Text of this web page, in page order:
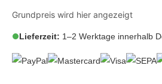
Grundpreis wird hier angezeigt
Lieferzeit: 1–2 Werktage innerhalb